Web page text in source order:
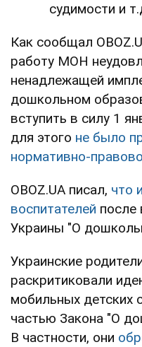
судимости и
Как сообщал
работу МОН
ненадлежащей
дошкольном
вступить в силу 1
для этого не было
нормативно-
OBOZ.UA писал, что
воспитателей после
Украины "О
Украинские
раскритиковали
мобильных детских
частью Закона "О
В частности, они